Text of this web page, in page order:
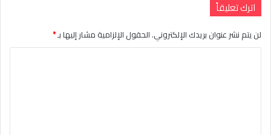
اترك تعليقاً
لن يتم نشر عنوان بريدك الإلكتروني.الحقول الإلزامية مشار إليها بـ*